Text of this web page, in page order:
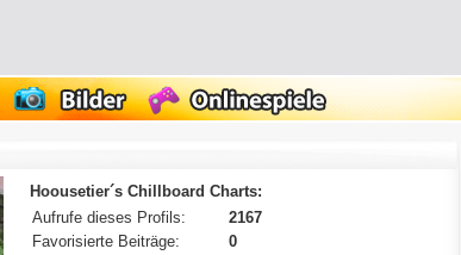
Hoousetier´s Chillboard Charts:
Aufrufe dieses Profils:
2167
Favorisierte Beiträge:
0